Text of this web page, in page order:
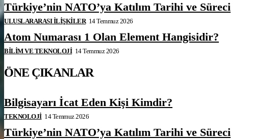
Türkiye’nin NATO’ya Katılım Tarihi ve Süreci
ULUSLARARASI İLIŞKILER 14 Temmuz 2026
Atom Numarası 1 Olan Element Hangisidir?
BILIM VE TEKNOLOJI 14 Temmuz 2026
ÖNE ÇIKANLAR
Bilgisayarı İcat Eden Kişi Kimdir?
TEKNOLOJI 14 Temmuz 2026
Türkiye’nin NATO’ya Katılım Tarihi ve Süreci